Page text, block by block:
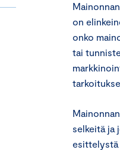
on
onko
tai
selkeitä ja
esittelystä